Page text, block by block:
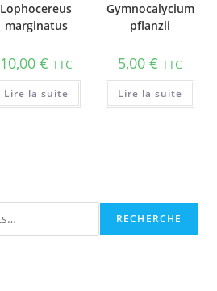
Lophocereus
marginatus
10,00 € TTC
Lire la suite
Gymnocalycium
pflanzii
5,00€ TTC
Lire la suite
RECHERCHE